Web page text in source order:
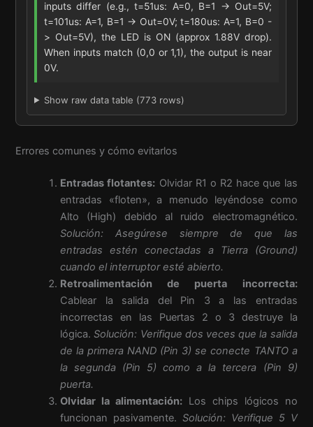
inputs differ (e.g., t=51us: A=0, B=1 -> Out=5V;
t=101us: A=1, B=1 -> Out=0V; t=180us: A=1, B=0 -
> Out=5V), the LED is ON (approx 1.88V drop).
When inputs match (0,0 or 1,1), the output is near
0V.
Show raw data table (773 rows)
Errores comunes y cómo evitarlos
Entradas flotantes: Olvidar R1 o R2 hace que las
entradas «floten», a menudo leyéndose como
Alto (High) debido al ruido electromagnético.
Solución: Asegúrese siempre de que las
entradas estén conectadas a Tierra (Ground)
cuando el interruptor esté abierto.
Retroalimentación de puerta incorrecta:
Cablear la salida del Pin 3 a las entradas
incorrectas en las Puertas 2 o 3 destruye la
lógica.Solución: Verifique dos veces que la salida
de la primera NAND (Pin 3) se conecte TANTO a
la segunda (Pin 5) como a la tercera (Pin 9)
puerta.
Olvidar la alimentación: Los chips lógicos no
funcionan pasivamente. Solución: Verifique 5 V